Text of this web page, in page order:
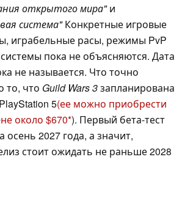
открытого мира"и
система"Конкретные игровые
играбельные расы, режимы PvP
пока не объясняются. Дата
не называется. Что точно
то, что Guild Wars 3запланирована
5(ее можно приобрести
около $670 ). Первый бета-тест
осень 2027 года, а значит,
стоит ожидать не раньше 2028